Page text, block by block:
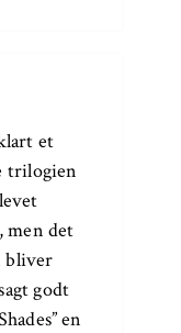
et
trilogien
men det
bliver
godt
en